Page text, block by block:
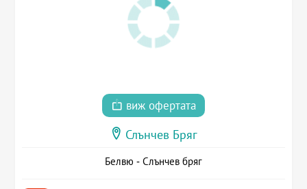
виж офертата
Слънчев Бряг
Белвю - Слънчев бряг